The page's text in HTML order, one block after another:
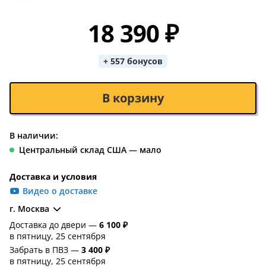
18 390 ₽
+ 557 бонусов
В корзину
В наличии:
Центральный склад США — мало
Доставка и условия
Видео о доставке
г. Москва
Доставка до двери — 6 100 ₽
в пятницу, 25 сентября
Забрать в ПВЗ — 3 400 ₽
в пятницу, 25 сентября